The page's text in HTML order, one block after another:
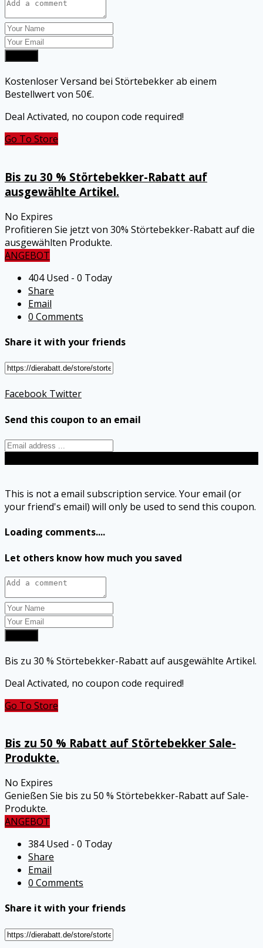
Kostenloser Versand bei Störtebekker ab einem
Bestellwert von 50€.
Deal Activated, no coupon code required!
Go To Store
Bis zu 30 % Störtebekker-Rabatt auf
ausgewählte Artikel.
No Expires
Profitieren Sie jetzt von 30% Störtebekker-Rabatt auf die
ausgewählten Produkte.
ANGEBOT
404 Used - 0 Today
Share
Email
0 Comments
Share it with your friends
Facebook Twitter
Send this coupon to an email
This is not a email subscription service. Your email (or
your friend's email) will only be used to send this coupon.
Loading comments....
Let others know how much you saved
Bis zu 30 % Störtebekker-Rabatt auf ausgewählte Artikel.
Deal Activated, no coupon code required!
Go To Store
Bis zu 50 % Rabatt auf Störtebekker Sale-
Produkte.
No Expires
Genießen Sie bis zu 50 % Störtebekker-Rabatt auf Sale-
Produkte.
ANGEBOT
384 Used - 0 Today
Share
Email
0 Comments
Share it with your friends